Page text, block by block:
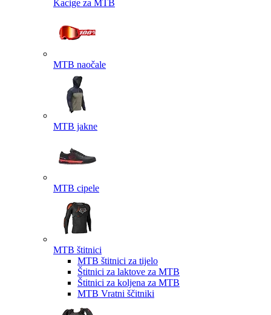
Kacige za MTB
MTB naočale
MTB jakne
MTB cipele
MTB štitnici
MTB štitnici za tijelo
Štitnici za laktove za MTB
Štitnici za koljena za MTB
MTB Vratni ščitniki